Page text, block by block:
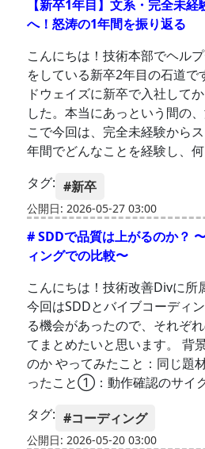
【新卒1年目】文系・完全未
へ！怒涛の1年間を振り返る
こんにちは！技術本部でヘル
をしている新卒2年目の石道で
ドウェイズに新卒で入社して
した。本当にあっという間の
こで今回は、完全未経験から
年間でどんなことを経験し、
タグ: #新卒
公開日: 2026-05-27 03:00
# SDDで品質は上がるのか？
ィングでの比較〜
こんにちは！技術改善Divに所
今回はSDDとバイブコーディ
る機会があったので、それぞ
てまとめたいと思います。 背
のか やってみたこと：同じ題
ったこと①：動作確認のサイ
タグ: #コーディング
公開日: 2026-05-20 03:00